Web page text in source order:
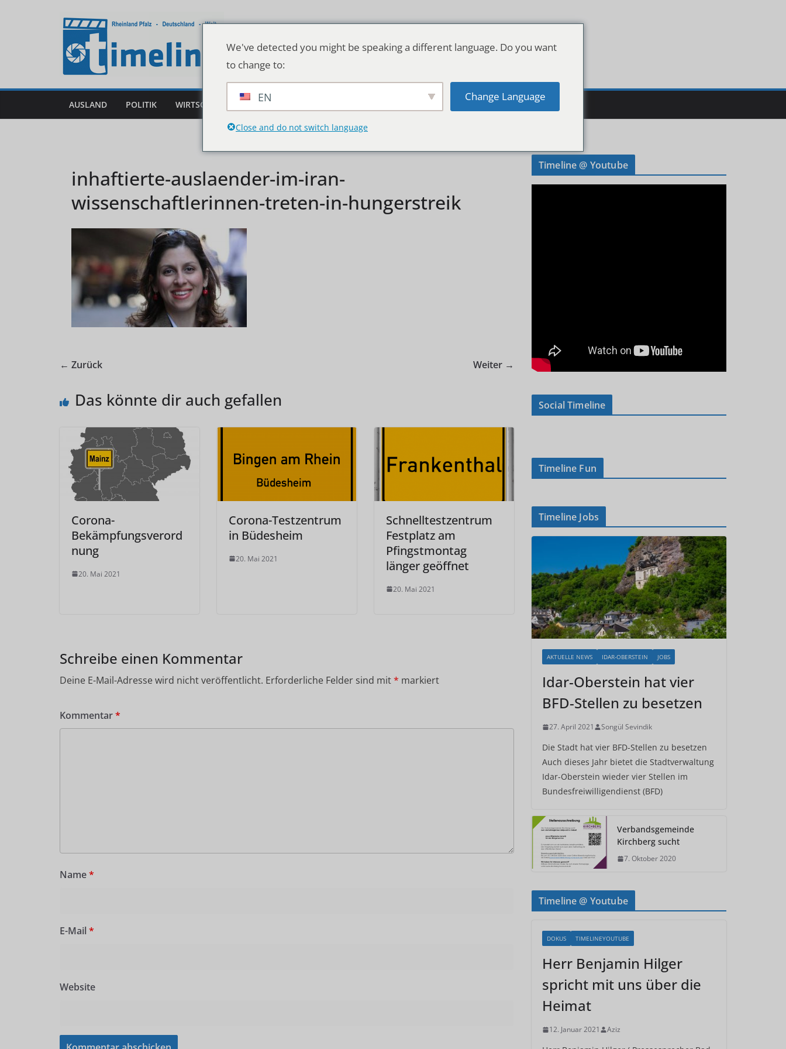
AUSLAND POLITIK WIRTSCHAFT DEUTSCHLAND & WELT
inhaftierte-auslaender-im-iran-
wissenschaftlerinnen-treten-in-hungerstreik
← Zurück Weiter →
Das könnte dir auch gefallen
Corona-
Bekämpfungsverord
nung
20. Mai 2021
Corona-Testzentrum
in Büdesheim
20. Mai 2021
Schnelltestzentrum
Festplatz am
Pfingstmontag
länger geöffnet
20. Mai 2021
Schreibe einen Kommentar
Deine E-Mail-Adresse wird nicht veröffentlicht. Erforderliche Felder sind mit* markiert
Kommentar*
Name*
E-Mail *
Website
Timeline @ Youtube
Social Timeline
Timeline Fun
Timeline Jobs
AKTUELLE NEWS IDAR-OBERSTEIN JOBS
Idar-Oberstein hat vier
BFD-Stellen zu besetzen
27. April 2021 Songül Sevindik
Die Stadt hat vier BFD-Stellen zu besetzen
Auch dieses Jahr bietet die Stadtverwaltung
Idar-Oberstein wieder vier Stellen im
Bundesfreiwilligendienst (BFD)
Verbandsgemeinde
Kirchberg sucht
7. Oktober 2020
Timeline @ Youtube
DOKUS TIMELINEYOUTUBE
Herr Benjamin Hilger
spricht mit uns über die
Heimat
12. Januar 2021 Aziz
We've detected you might be speaking a different language. Do you want
to change to:
EN Change Language
Close and do not switch language